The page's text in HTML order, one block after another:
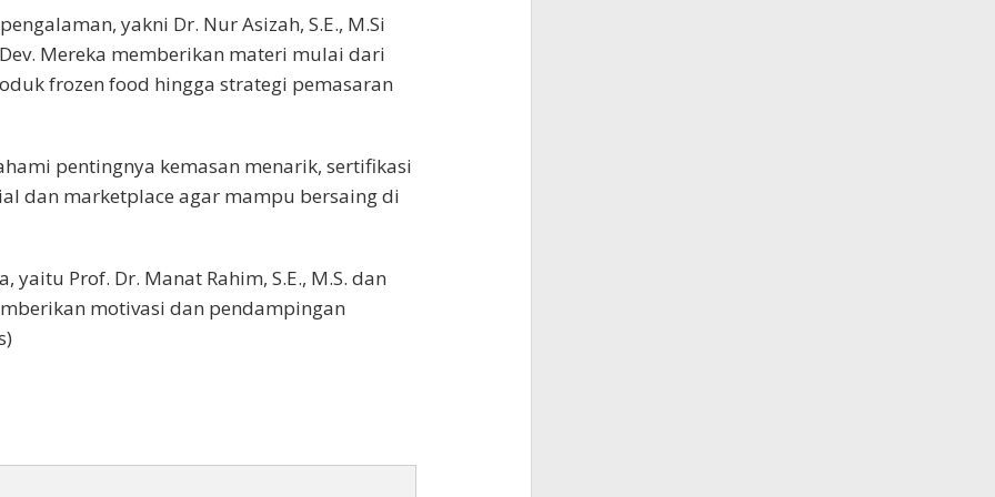
yakni Dr. Nur Asizah, S.E., M.Si
Mereka memberikan materi mulai dari
frozen food hingga strategi pemasaran
pentingnya kemasan menarik, sertifikasi
dan marketplace agar mampu bersaing di
Prof. Dr. Manat Rahim, S.E., M.S. dan
motivasi dan pendampingan